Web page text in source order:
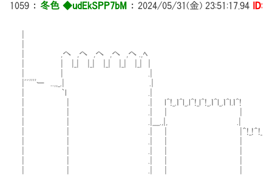
1059 ： 冬色 ◆udEkSPP7bM ： 2024/05/31(金) 23:51:17.94
| ,へ ,へ ,へ ,へ ,へ .,ﾍ
|ﾞﾞ''''ー ..,,_.| .|
| ｀l .|
| | .| l^!_.ｌ^l_.l^!_l^!_.ｌ^l_.ｌ^l.ｌ^!
| | .| | |＾!_!＾!_!＾!_!＾